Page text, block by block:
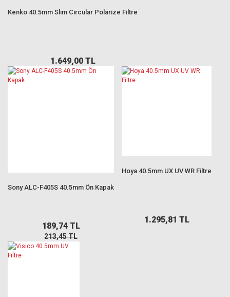
Kenko 40.5mm Slim Circular Polarize Filtre
1.649,00 TL
Sony ALC-F405S 40.5mm Ön Kapak
189,74 TL
213,45 TL
Hoya 40.5mm UX UV WR Filtre
1.295,81 TL